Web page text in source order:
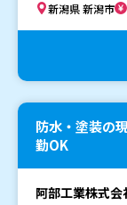
新潟県 新潟市
防水・塗装の
勤OK
阿部工業株式会